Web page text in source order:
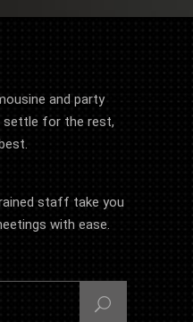
and party
settle for the rest,
staff take you
with ease.